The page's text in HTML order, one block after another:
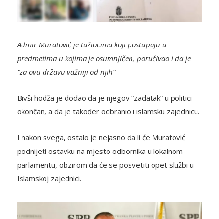
Admir Muratović je tužiocima koji postupaju u
predmetima u kojima je osumnjičen, poručivao i da je
“za ovu državu važniji od njih”
Bivši hodža je dodao da je njegov “zadatak” u politici
okončan, a da je također odbranio i islamsku zajednicu.
I nakon svega, ostalo je nejasno da li će Muratović
podnijeti ostavku na mjesto odbornika u lokalnom
parlamentu, obzirom da će se posvetiti opet službi u
Islamskoj zajednici.